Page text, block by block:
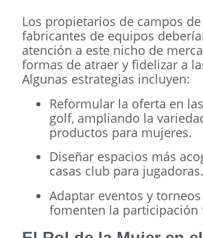
Los propietarios de campos
fabricantes de equipos
atención a este nicho de
formas de atraer y fidelizar a
Algunas estrategias incluyen:
Reformular la oferta en
golf, ampliando la
productos para mujeres.
Diseñar espacios más
casas club para jugadoras.
Adaptar eventos y
fomenten la participación